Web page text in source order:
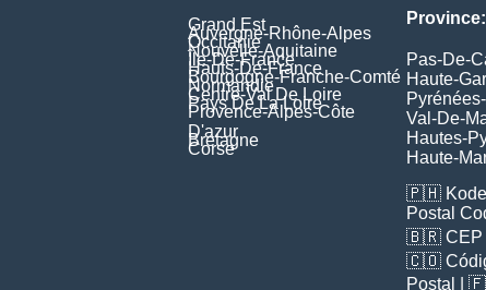
Grand Est
Auvergne-Rhône-Alpes
Occitanie
Nouvelle-Aquitaine
Île-De-France
Hauts-De-France
Bourgogne-Franche-Comté
Normandie
Centre-Val De Loire
Pays De La Loire
Provence-Alpes-Côte
D'azur
Bretagne
Corse
Province:
Pas-De-
Haute-
Val-De-
Hautes-
Haute-
🇵🇭
Postal
🇧🇷 CEP
🇨🇴
Poștal
|